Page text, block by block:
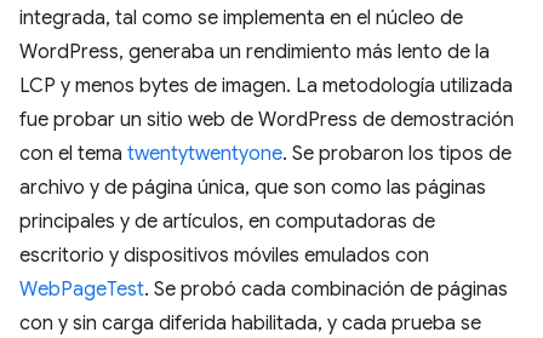
integrada, tal como se implementa en el núcleo de
WordPress, generaba un rendimiento más lento de la
LCP y menos bytes de imagen. La metodología utilizada
fue probar un sitio web de WordPress de demostración
con el tema twentytwentyone. Se probaron los tipos de
archivo y de página única, que son como las páginas
principales y de artículos, en computadoras de
escritorio y dispositivos móviles emulados con
WebPageTest. Se probó cada combinación de páginas
con y sin carga diferida habilitada, y cada prueba se